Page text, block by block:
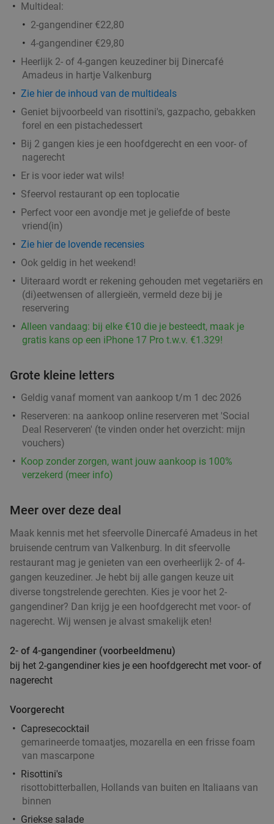
High tea naar keuze (2 uur) bij De Eetkamer
Kerkrade
Ma
Di Wo Do
Vr
De Eetkamer Kerkrade
9.9
Kerkrade
€13
Indische 2-gangenlunch
Morgen Di Wo Do
Vr
Eethuis Saté Indonesia
45%
Wandeling + tapas bij Cuba Libre
Morgen Wo Do
Vr
Vijlen
Verkocht: 81 Regulier €29
€15
2-gangen keuzelunch of 3-gangen keuzediner
bij Brasserie De Grous
Stein 14 min.directions_car
Verkocht: 415 Regulier €15 ,70
€10
Luxe ontbijt + glas bubbels
Di Wo Do
Vr
De Sjötter
9.8star
Riemst
Verkocht: 227
50%
Uitgebreid wandelarrangement met
koffie/thee + hartige en zoete lekkernijen
Morgen Wo Do
Multideal:
2-gangendiner €22,80
4-gangendiner €29,80
Heerlijk 2- of 4-gangen keuzediner bij Dinercafé
Amadeus in hartje Valkenburg
Zie hier de inhoud van de multideals
Geniet bijvoorbeeld van risottini's, gazpacho, gebakken
forel en een pistachedessert
Bij 2 gangen kies je een hoofdgerecht en een voor- of
nagerecht
Er is voor ieder wat wils!
Sfeervol restaurant op een toplocatie
Perfect voor een avondje met je geliefde of beste
vriend(in)
Zie hier de lovende recensies
Ook geldig in het weekend!
Uiteraard wordt er rekening gehouden met vegetariërs en
(di)eetwensen of allergieën, vermeld deze bij je
reservering
Alleen vandaag: bij elke €10 die je besteedt, maak je
gratis kans op een iPhone 17 Pro t.w.v. €1.329!
Grote kleine letters
Geldig vanaf moment van aankoop t/m 1 dec 2026
Reserveren: na aankoop online reserveren met 'Social
Deal Reserveren' (te vinden onder het overzicht: mijn
vouchers)
Koop zonder zorgen, want jouw aankoop is 100%
verzekerd (meer info)
Meer over deze deal
Maak kennis met het sfeervolle Dinercafé Amadeus in het
bruisende centrum van Valkenburg. In dit sfeervolle
restaurant mag je genieten van een overheerlijk 2- of 4-
gangen keuzediner. Je hebt bij alle gangen keuze uit
diverse tongstrelende gerechten. Kies je voor het 2-
gangendiner? Dan krijg je een hoofdgerecht met voor- of
nagerecht. Wij wensen je alvast smakelijk eten!
2- of 4-gangendiner (voorbeeldmenu)
bij het 2-gangendiner kies je een hoofdgerecht met voor- of
nagerecht
Voorgerecht
Capresecocktail
gemarineerde tomaatjes, mozarella en een frisse foam
van mascarpone
Risottini's
risottobitterballen, Hollands van buiten en Italiaans van
binnen
Griekse salade